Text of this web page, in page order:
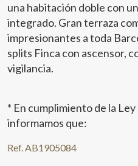
una habitación doble con
integrado. Gran terraza
impresionantes a toda
splits Finca con ascensor,
vigilancia.
* En cumplimiento de la
informamos que:
Ref. AB1905084